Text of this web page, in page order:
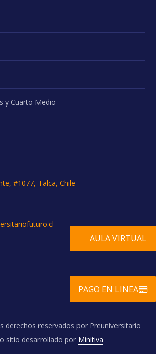
y Cuarto Medio
#1077, Talca, Chile
derechos reservados por Preuniversitario
sitio desarrollado por Minitiva
PAGO EN LINEA
AULA VIRTUAL